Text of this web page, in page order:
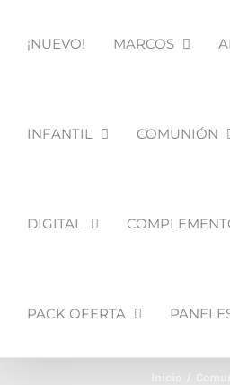
¡NUEVO! MARCOS
INFANTIL COMUNIÓN
DIGITAL
PACK OFERTA
Inicio